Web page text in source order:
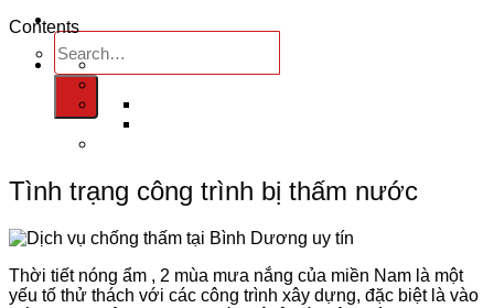
Contents
Tình trạng công trình bị thấm nước
Thời tiết nóng ẩm , 2 mùa mưa nắng của miền Nam là một
yếu tố thử thách với các công trình xây dựng, đặc biệt là vào